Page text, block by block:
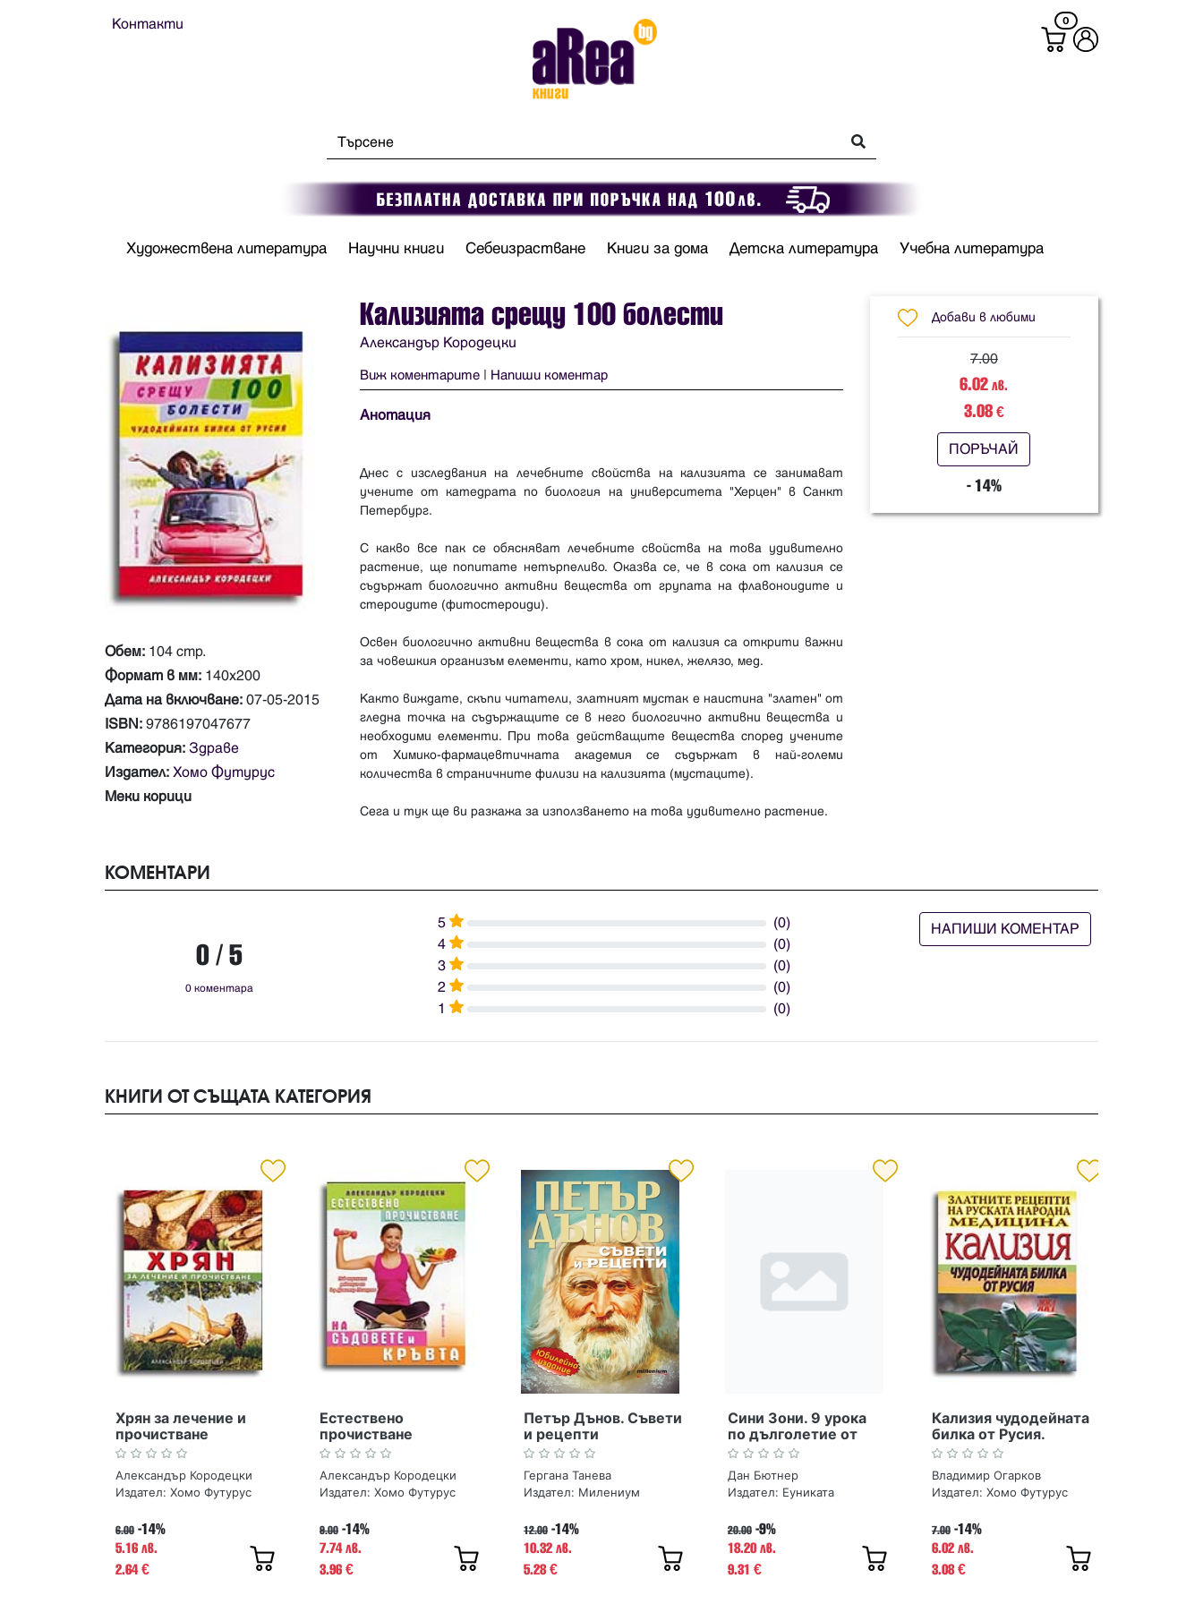
Контакти 0
Художествена литература Научни книги Себеизрастване Книги за дома Детска литература Учебна литература
Обем: 104 стр.
Формат в мм: 140х200
Дата на включване: 07-05-2015
ISBN: 9786197047677
Категория: Здраве
Издател: Хомо Футурус
Меки корици
Кализията срещу 100 болести
Александър Кородецки
Виж коментарите | Напиши коментар
Анотация
Днес с изследвания на лечебните свойства на кализията се занимават
учените от катедрата по биология на университета "Херцен" в Санкт
Петербург.
С какво все пак се обясняват лечебните свойства на това удивително
растение, ще попитате нетърпеливо. Оказва се, че в сока от кализия се
съдържат биологично активни вещества от групата на флавоноидите и
стероидите (фитостероиди).
Освен биологично активни вещества в сока от кализия са открити важни
за човешкия организъм елементи, като хром, никел, желязо, мед.
Както виждате, скъпи читатели, златният мустак е наистина "златен" от
гледна точка на съдържащите се в него биологично активни вещества и
необходими елементи. При това действащите вещества според учените
от Химико-фармацевтичната академия се съдържат в най-големи
количества в страничните филизи на кализията (мустаците).
Сега и тук ще ви разкажа за използването на това удивително растение.
Добави в любими
7.00
6.02 лв.
3.08€
ПОРЪЧАЙ
- 14%
КОМЕНТАРИ
0 / 5
0 коментара
5
(0)
4
(0)
3
(0)
2
(0)
1
(0)
НАПИШИ КОМЕНТАР
КНИГИ ОТ СЪЩАТА КАТЕГОРИЯ
Хрян за лечение и
прочистване
Александър Кородецки
Издател: Хомо Футурус
6.00 -14%
5.16 лв.
2.64€
Естествено
прочистване
съдовете и кръвта
Александър Кородецки
Издател: Хомо Футурус
9.00 -14%
7.74 лв.
3.96 €
Петър Дънов. Съвети
и рецепти
Гергана Танева
Издател: Милениум
12.00 -14%
10.32 лв.
5.28€
Сини Зони. 9 урока
по дълголетие от
хората, живели най-
дълго
Дан Бютнер
Издател: Еуниката
20.00 -9%
18.20 лв.
9.31 €
Кализия чудодейната
билка от Русия.
Златните рецепти на
руската народна
медицина
Владимир Огарков
Издател: Хомо Футурус
7.00 -14%
6.02 лв.
3.08€